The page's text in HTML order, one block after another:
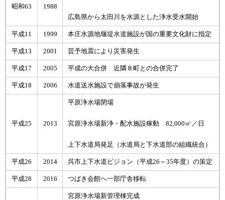
昭和63 1988
広島県から太田川を水源とした浄水受水開始
平成11 1999 本庄水源地堰堤水道施設が国の重要文化財に指定
平成13 2001 芸予地震により災害発生
平成17 2005 平成の大合併 近隣８町との合併完了
平成18 2006 水道送水施設で崩落事故が発生
平成25 2013
平原浄水場閉場
宮原浄水場新浄・配水施設稼動 82,000㎥／日
上下水道局発足（水道局と下水道部の組織統合）
平成26 2014 呉市上下水道ビジョン（平成26～35年度）の策定
平成28 2016 つばき会館へ一部庁舎移転
宮原浄水場新管理棟完成